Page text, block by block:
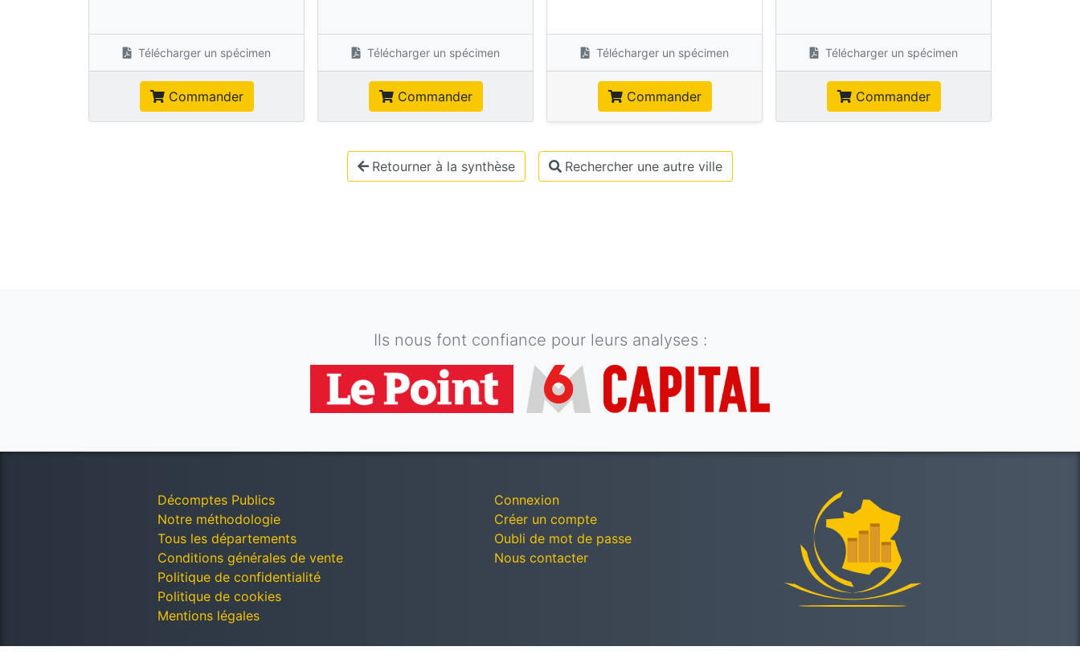
Télécharger un spécimen
Commander
Télécharger un spécimen
Commander
Télécharger un spécimen
Commander
Télécharger un spécimen
Commander
Retourner à la synthèse Rechercher une autre ville
Ils nous font confiance pour leurs analyses :
Décomptes Publics
Notre méthodologie
Tous les départements
Conditions générales de vente
Politique de confidentialité
Politique de cookies
Mentions légales
Connexion
Créer un compte
Oubli de mot de passe
Nous contacter